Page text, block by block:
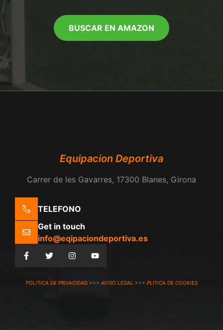
BUSCAR EN AMAZON
Equipacion Deportiva
Carrer de les Gavarres, 17300 Blanes, Girona
TELEFONO
Get in touch
info@eqipaciondeportiva.es
POLITICA DE PRIVACIDAD>>> AVISO LEGAL >>> PLITICA DE COOKIES